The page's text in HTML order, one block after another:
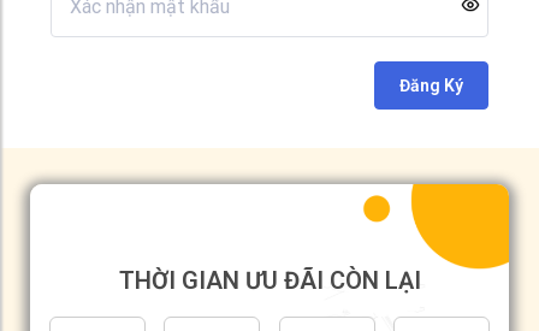
Đăng Ký
THỜI GIAN ƯU ĐÃI CÒN LẠI